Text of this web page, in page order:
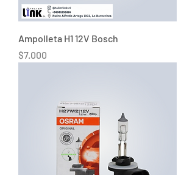
Ampolleta H1 12V Bosch
Precio
$7.000